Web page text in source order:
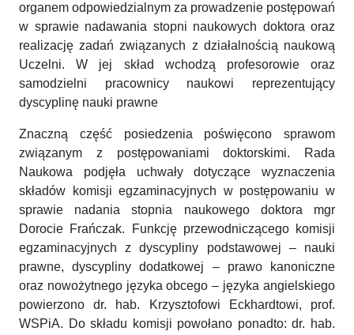
organem odpowiedzialnym za prowadzenie postępowań
w sprawie nadawania stopni naukowych doktora oraz
realizację zadań związanych z działalnością naukową
Uczelni. W jej skład wchodzą profesorowie oraz
samodzielni pracownicy naukowi reprezentujący
dyscyplinę nauki prawne
Znaczną część posiedzenia poświęcono sprawom
związanym z postępowaniami doktorskimi. Rada
Naukowa podjęła uchwały dotyczące wyznaczenia
składów komisji egzaminacyjnych w postępowaniu w
sprawie nadania stopnia naukowego doktora mgr
Dorocie Frańczak. Funkcję przewodniczącego komisji
egzaminacyjnych z dyscypliny podstawowej – nauki
prawne, dyscypliny dodatkowej – prawo kanoniczne
oraz nowożytnego języka obcego – języka angielskiego
powierzono dr. hab. Krzysztofowi Eckhardtowi, prof.
WSPiA. Do składu komisji powołano ponadto: dr. hab.